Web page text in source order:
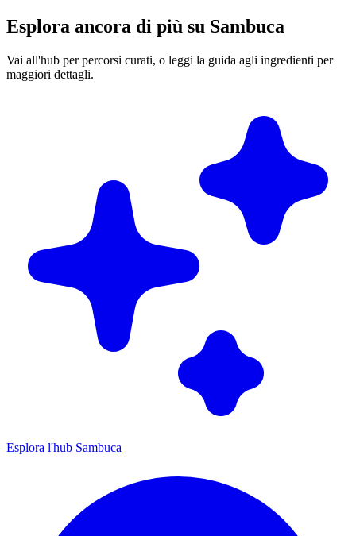
Esplora ancora di più su Sambuca
Vai all'hub per percorsi curati, o leggi la guida agli ingredienti per
maggiori dettagli.
Esplora l'hub Sambuca